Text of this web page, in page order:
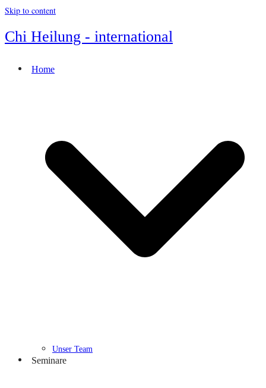
Skip to content
Chi Heilung - international
Home
Unser Team
Seminare